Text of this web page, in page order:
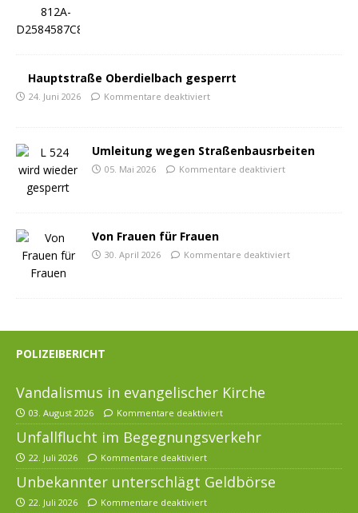
Hauptstraße Oberdielbach gesperrt
24. Juni 2026 Kommentare deaktiviert
Umleitung wegen Straßenbausrbeiten
05. Mai 2026 Kommentare deaktiviert
Von Frauen für Frauen
30. April 2026 Kommentare deaktiviert
POLIZEIBERICHT
Vandalismus in evangelischer Kirche
03. August 2026 Kommentare deaktiviert
Unfallflucht im Begegnungsverkehr
22. Juli 2026 Kommentare deaktiviert
Unbekannter unterschlägt Geldbörse
22. Juli 2026 Kommentare deaktiviert